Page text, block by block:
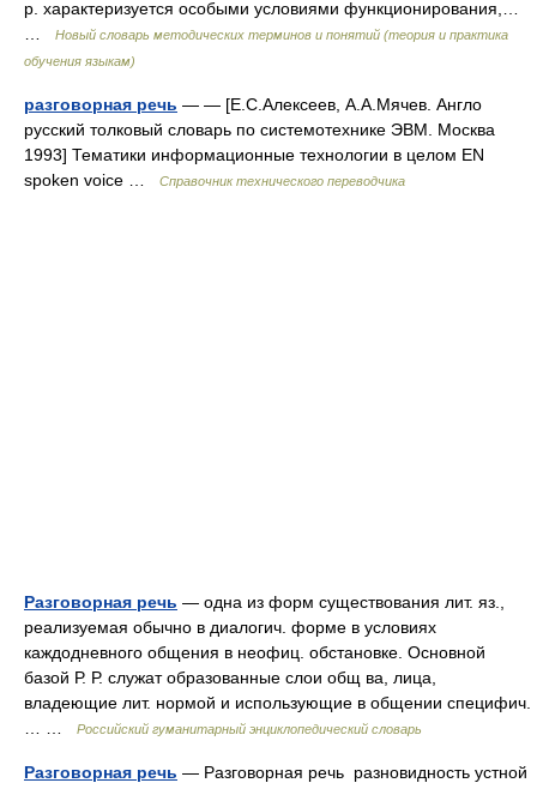
р. характеризуется особыми условиями функционирования,…
Новый словарь методических терминов и понятий (теория и практика
обучения языкам)
разговорная речь — — [Е.С.Алексеев, А.А.Мячев. Англо
русский толковый словарь по системотехнике ЭВМ. Москва
1993] Тематики информационные технологии в целом EN
spoken voice …
Справочник технического переводчика
Разговорная речь — одна из форм существования лит. яз.,
реализуемая обычно в диалогич. форме в условиях
каждодневного общения в неофиц. обстановке. Основной
базой Р. Р. служат образованные слои общ ва, лица,
владеющие лит. нормой и использующие в общении специфич.
Российский гуманитарный энциклопедический словарь
Разговорная речь — Разговорная речь разновидность устной